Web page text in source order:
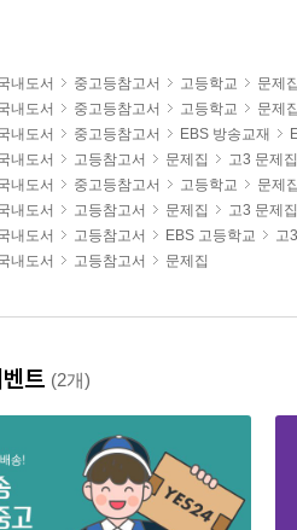
내도서 중고등참고서 고등학교
문제
내도서 중고등참고서 고등학교
문제
내도서 중고등참고서 EBS 방송교재
내도서 고등참고서 문제집
고3 문제집
내도서 중고등참고서 고등학교
문제
내도서 고등참고서 문제집
고3 문제집
내도서 고등참고서 EBS 고등학교
고3
내도서 고등참고서 문제집
트 (2개)